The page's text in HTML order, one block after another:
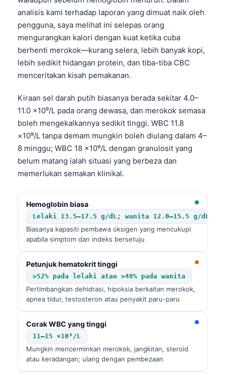
analisis kami terhadap laporan yang dimuat naik oleh
pengguna, saya melihat ini selepas orang
mengurangkan kalori dengan kuat ketika cuba
berhenti merokok—kurang selera, lebih banyak kopi,
lebih sedikit hidangan protein, dan tiba-tiba CBC
menceritakan kisah pemakanan.
Kiraan sel darah putih biasanya berada sekitar 4.0–
11.0 ×10⁹/L pada orang dewasa, dan merokok semasa
boleh mengekalkannya sedikit tinggi. WBC 11.8
×10⁹/L tanpa demam mungkin boleh diulang dalam 4–
8 minggu; WBC 18 ×10⁹/L dengan granulosit yang
belum matang ialah situasi yang berbeza dan
memerlukan semakan klinikal.
Hemoglobin biasa
Lelaki 13.5–17.5 g/dL; wanita 12.0–15.5 g/dL
Biasanya kapasiti pembawa oksigen yang mencukupi
apabila simptom dan indeks bersetuju
Petunjuk hematokrit tinggi
>52% pada lelaki atau >48% pada wanita
Pertimbangkan dehidrasi, hipoksia berkaitan merokok,
apnea tidur, testosteron atau penyakit paru-paru
Corak WBC yang tinggi
11–15 ×10⁹/L
Mungkin mencerminkan merokok, jangkitan, steroid
atau keradangan; ulang dengan pembezaan